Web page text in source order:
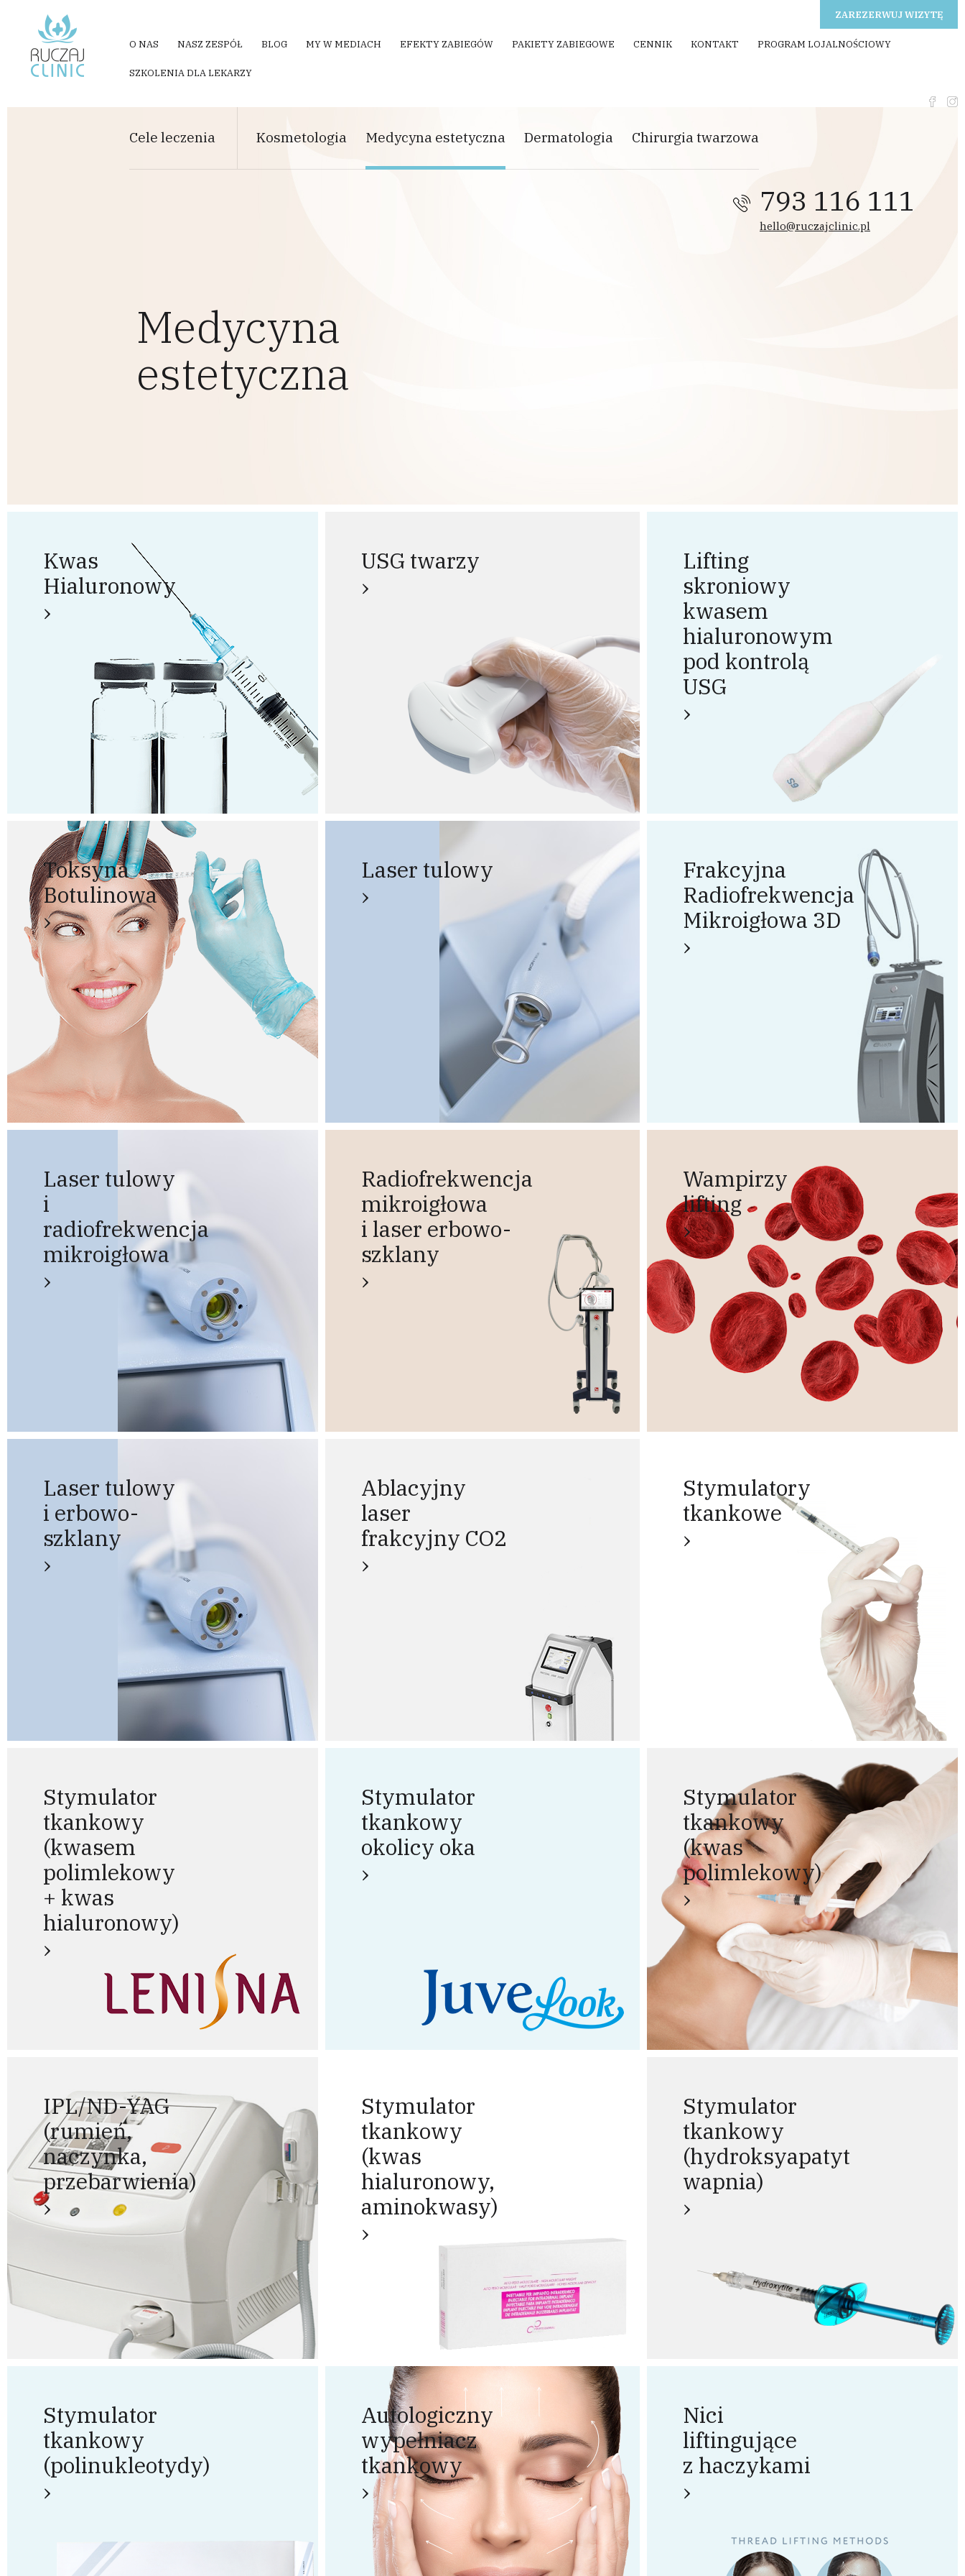
Przejdź do treści
O NAS NASZ ZESPÓŁ BLOG MY W MEDIACH EFEKTY ZABIEGÓW PAKIETY ZABIEGOWE CENNIK KONTAKT PROGRAM LOJALNOŚCIOWY
SZKOLENIA DLA LEKARZY
ZAREZERWUJ WIZYTĘ
Cele leczenia Kosmetologia Medycyna estetyczna Dermatologia Chirurgia twarzowa
793 116 111
hello@ruczajclinic.pl
Medycyna
estetyczna
Kwas
Hialuronowy
USG twarzy
Lifting
skroniowy
kwasem
hialuronowym
pod kontrolą
USG
Toksyna
Botulinowa
Laser tulowy
Frakcyjna
Radiofrekwencja
Mikroigłowa 3D
Laser tulowy
i
radiofrekwencja
mikroigłowa
Radiofrekwencja
mikroigłowa
i laser erbowo-
szklany
Wampirzy
lifting
Laser tulowy
i erbowo-
szklany
Ablacyjny
laser
frakcyjny CO2
Stymulatory
tkankowe
Stymulator
tkankowy
(kwasem
polimlekowy
+ kwas
hialuronowy)
Stymulator
tkankowy
okolicy oka
Stymulator
tkankowy
(kwas
polimlekowy)
IPL/ND-YAG
(rumień,
naczynka,
przebarwienia)
Stymulator
tkankowy
(kwas
hialuronowy,
aminokwasy)
Stymulator
tkankowy
(hydroksyapatyt
wapnia)
Stymulator
tkankowy
(polinukleotydy)
Autologiczny
wypełniacz
tkankowy
Nici
liftingujące
z haczykami